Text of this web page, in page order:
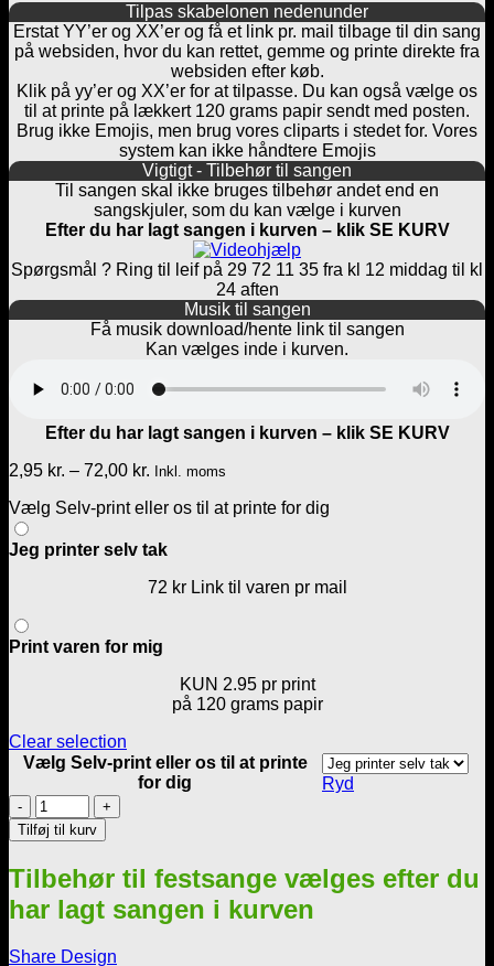
Tilpas skabelonen nedenunder
Erstat YY’er og XX’er og få et link pr. mail tilbage til din sang
på websiden, hvor du kan rettet, gemme og printe direkte fra
websiden efter køb.
Klik på yy’er og XX’er for at tilpasse. Du kan også vælge os
til at printe på lækkert 120 grams papir sendt med posten.
Brug ikke Emojis, men brug vores cliparts i stedet for. Vores
system kan ikke håndtere Emojis
Vigtigt - Tilbehør til sangen
Til sangen skal ikke bruges tilbehør andet end en
sangskjuler, som du kan vælge i kurven
Efter du har lagt sangen i kurven – klik SE KURV
Spørgsmål ? Ring til leif på 29 72 11 35 fra kl 12 middag til kl
24 aften
Musik til sangen
Få musik download/hente link til sangen
Kan vælges inde i kurven.
Efter du har lagt sangen i kurven – klik SE KURV
2,95 kr. – 72,00 kr. Prisinterval:
til
Inkl. moms
Vælg Selv-print eller os til at printe for dig
Jeg printer selv tak
72 kr Link til varen pr mail
Print varen for mig
KUN 2.95 pr print
på 120 grams papir
Clear selection
Vælg Selv-print eller os til at printe
for dig
Ryd
Ønskelisten
fra
sølvbrudeparret
Tilføj til kurv
Tilbehør til festsange vælges efter du
har lagt sangen i kurven
Share Design